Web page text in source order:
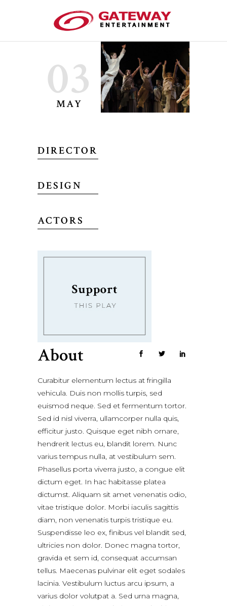
03
MAY
DIRECTOR
DESIGN
ACTORS
About
Curabitur elementum lectus at fringilla
vehicula. Duis non mollis turpis, sed
euismod neque. Sed et fermentum tortor.
Sed id nisl viverra, ullamcorper nulla quis,
efficitur justo. Quisque eget nibh ornare,
hendrerit lectus eu, blandit lorem. Nunc
varius tempus nulla, at vestibulum sem.
Phasellus porta viverra justo, a congue elit
dictum eget. In hac habitasse platea
dictumst. Aliquam sit amet venenatis odio,
vitae tristique dolor. Morbi iaculis sagittis
diam, non venenatis turpis tristique eu.
Suspendisse leo ex, finibus vel blandit sed,
ultricies non dolor. Donec magna tortor,
gravida et sem id, consequat accumsan
tellus. Maecenas pulvinar elit eget sodales
lacinia. Vestibulum luctus arcu ipsum, a
varius dolor volutpat a. Sed urna magna,